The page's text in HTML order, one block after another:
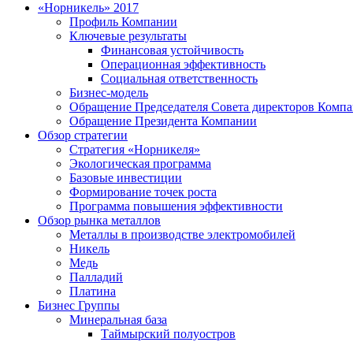
«Норникель» 2017
Профиль Компании
Ключевые результаты
Финансовая устойчивость
Операционная эффективность
Социальная ответственность
Бизнес-модель
Обращение Председателя Совета директоров
Обращение Президента Компании
Обзор стратегии
Стратегия «Норникеля»
Экологическая программа
Базовые инвестиции
Формирование точек роста
Программа повышения эффективности
Обзор рынка металлов
Металлы в производстве электромобилей
Никель
Медь
Палладий
Платина
Бизнес Группы
Минеральная база
Таймырский полуостров